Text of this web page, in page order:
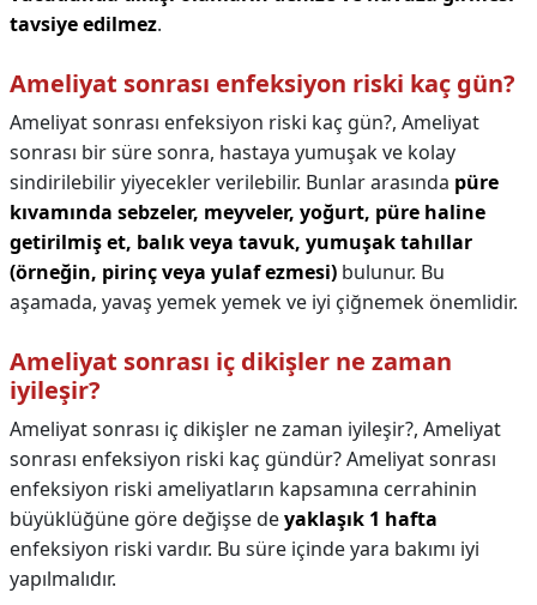
tavsiye edilmez.
Ameliyat sonrası enfeksiyon riski kaç gün?
Ameliyat sonrası enfeksiyon riski kaç gün?, Ameliyat
sonrası bir süre sonra, hastaya yumuşak ve kolay
sindirilebilir yiyecekler verilebilir. Bunlar arasında püre
kıvamında sebzeler, meyveler, yoğurt, püre haline
getirilmiş et, balık veya tavuk, yumuşak tahıllar
(örneğin, pirinç veya yulaf ezmesi) bulunur. Bu
aşamada, yavaş yemek yemek ve iyi çiğnemek önemlidir.
Ameliyat sonrası iç dikişler ne zaman
iyileşir?
Ameliyat sonrası iç dikişler ne zaman iyileşir?, Ameliyat
sonrası enfeksiyon riski kaç gündür? Ameliyat sonrası
enfeksiyon riski ameliyatların kapsamına cerrahinin
büyüklüğüne göre değişse deyaklaşık 1 hafta
enfeksiyon riski vardır. Bu süre içinde yara bakımı iyi
yapılmalıdır.